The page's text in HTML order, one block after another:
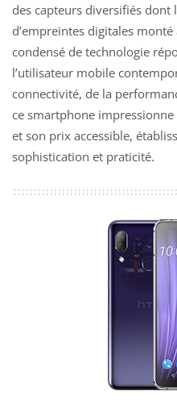
des capteurs diversifiés dont
d’empreintes digitales monté
condensé de technologie
l’utilisateur mobile
connectivité, de la
ce smartphone
et son prix accessible,
sophistication et praticité.